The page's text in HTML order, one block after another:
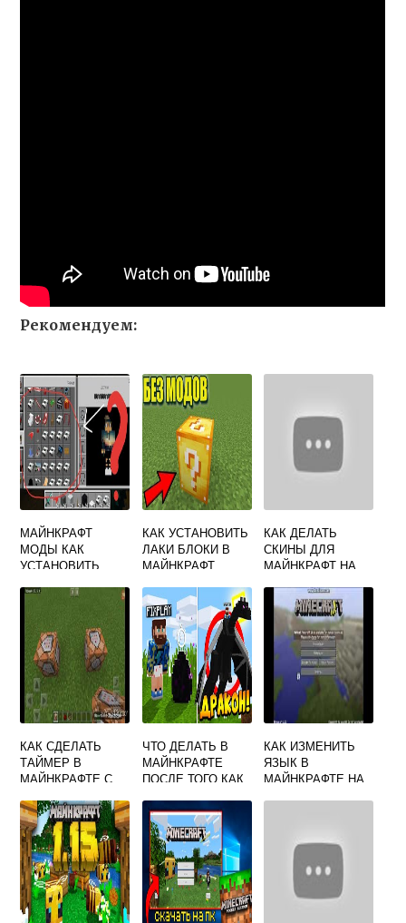
Рекомендуем:
МАЙНКРАФТ
МОДЫ КАК
УСТАНОВИТЬ
КАК УСТАНОВИТЬ
ЛАКИ БЛОКИ В
МАЙНКРАФТ
КАК ДЕЛАТЬ
СКИНЫ ДЛЯ
МАЙНКРАФТ НА
КАК СДЕЛАТЬ
ТАЙМЕР В
МАЙНКРАФТЕ С
КОМАНДНОГО
БЛОКА
ЧТО ДЕЛАТЬ В
МАЙНКРАФТЕ
ПОСЛЕ ТОГО КАК
КАК ИЗМЕНИТЬ
ЯЗЫК В
МАЙНКРАФТЕ НА